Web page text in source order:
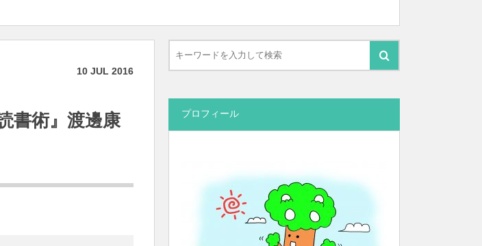
10 JUL 2016
書術』渡邊康
プロフィール